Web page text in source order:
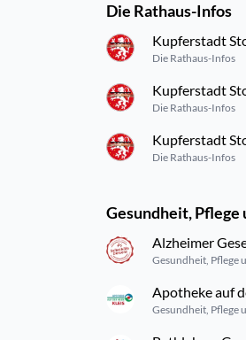
Die Rathaus-Infos
Kupferstadt
Die Rathaus-Infos
Kupferstadt
Die Rathaus-Infos
Kupferstadt
Die Rathaus-Infos
Gesundheit, Pflege
Alzheimer
Gesundheit, Pflege
Apotheke auf
Gesundheit, Pflege